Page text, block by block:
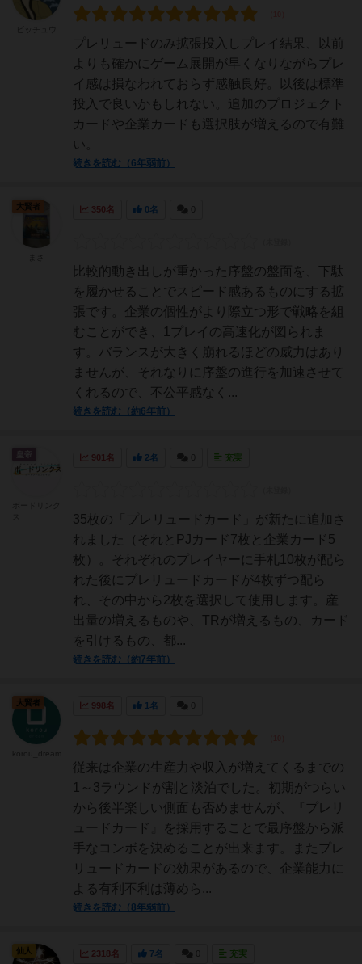
プレリュードのみ拡張投入しプレイ結果、以前
よりも確かにゲーム展開が早くなりながらプレ
イ感は損なわれておらず感触良好。以後は標準
投入で良いかもしれない。追加のプロジェクト
カードや企業カードも選択肢が増えるので有難
い。
続きを読む（6年弱前）
350名 0名
比較的動き出しが重かった序盤の盤面を、下駄
を履かせることでスピード感あるものにする拡
張です。企業の個性がより際立つ形で戦略を組
むことができ、1プレイの高速化が図られま
す。バランスが大きく崩れるほどの威力はあり
ませんが、それなりに序盤の進行を加速させて
くれるので、不公平感なく...
続きを読む（約6年前）
大賢者
901名 2名 充実
35枚の「プレリュードカード」が新たに追加さ
れました（それとPJカード7枚と企業カード5
枚）。それぞれのプレイヤーに手札10枚が配ら
れた後にプレリュードカードが4枚ずつ配ら
れ、その中から2枚を選択して使用します。産
出量の増えるものや、TRが増えるもの、カード
を引けるもの、都...
続きを読む（約7年前）
998名 1名
従来は企業の生産力や収入が増えてくるまでの
1～3ラウンドが割と淡泊でした。初期がつらい
から後半楽しい側面も否めませんが、『プレリ
ュードカード』を採用することで最序盤から派
手なコンボを決めることが出来ます。またプレ
リュードカードの効果があるので、企業能力に
よる有利不利は薄めら...
続きを読む（8年弱前）
大賢者
2318名 7名 充実
仙人